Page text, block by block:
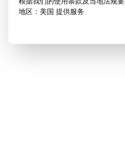
地区：美国 提供服务